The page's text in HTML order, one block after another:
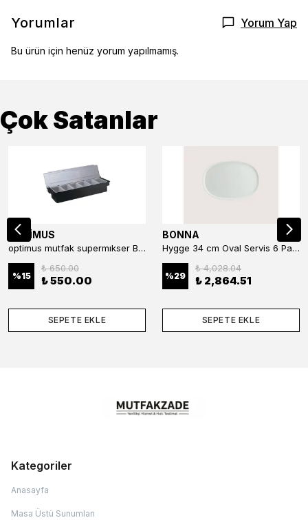
Yorumlar Yorum Yap
Bu ürün için henüz yorum yapılmamış.
Çok Satanlar
OPTİMUS
optimus mutfak supermıkser Bar Konteyner 6'lı 50×16×9 cm Kapaklı Polikarbon Organizer Bar & Kafe
%15
₺ 650.00
₺ 550.00
SEPETE EKLE
BONNA
Hygge 34 cm Oval Servis 6 Parça
%29
₺ 4,028.04
₺ 2,864.51
SEPETE EKLE
Kategoriler
Anasayfa
Masa Üstü Sunumları